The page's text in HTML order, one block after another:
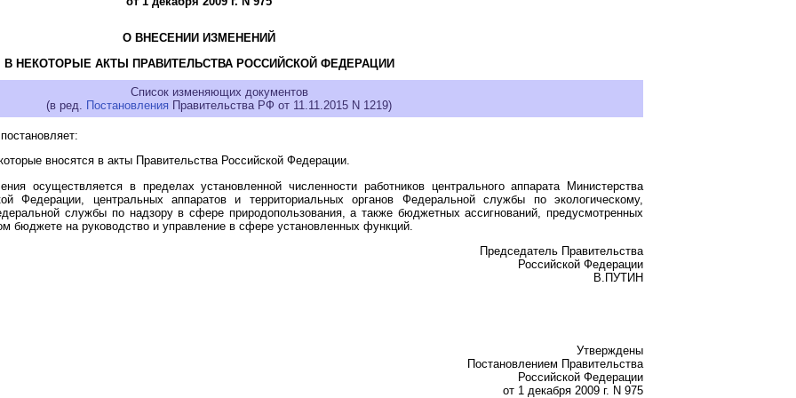
О ВНЕСЕНИИ ИЗМЕНЕНИЙ
В НЕКОТОРЫЕ АКТЫ ПРАВИТЕЛЬСТВА РОССИЙСКОЙ ФЕДЕРАЦИИ
Список изменяющих документов
(в ред. Постановления Правительства РФ от 11.11.2015 N 1219)
вносятся в акты Правительства Российской Федерации.
осуществляется в пределах установленной численности работников центрального аппарата Министерства
Федерации, центральных аппаратов и территориальных органов Федеральной службы по экологическому,
службы по надзору в сфере природопользования, а также бюджетных ассигнований, предусмотренных
бюджете на руководство и управление в сфере установленных функций.
Председатель Правительства
Российской Федерации
В.ПУТИН
Утверждены
Постановлением Правительства
Российской Федерации
от 1 декабря 2009 г. N 975